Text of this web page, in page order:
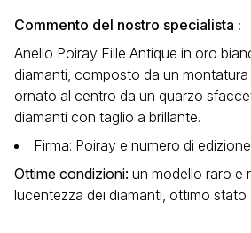
Commento del nostro specialista :
Anello Poiray Fille Antique in oro
diamanti, composto da un
ornato al centro da un quarzo
diamanti con taglio a brillante.
Firma: Poiray e numero di
Ottime condizioni: un modello raro e
lucentezza dei diamanti, ottimo stato